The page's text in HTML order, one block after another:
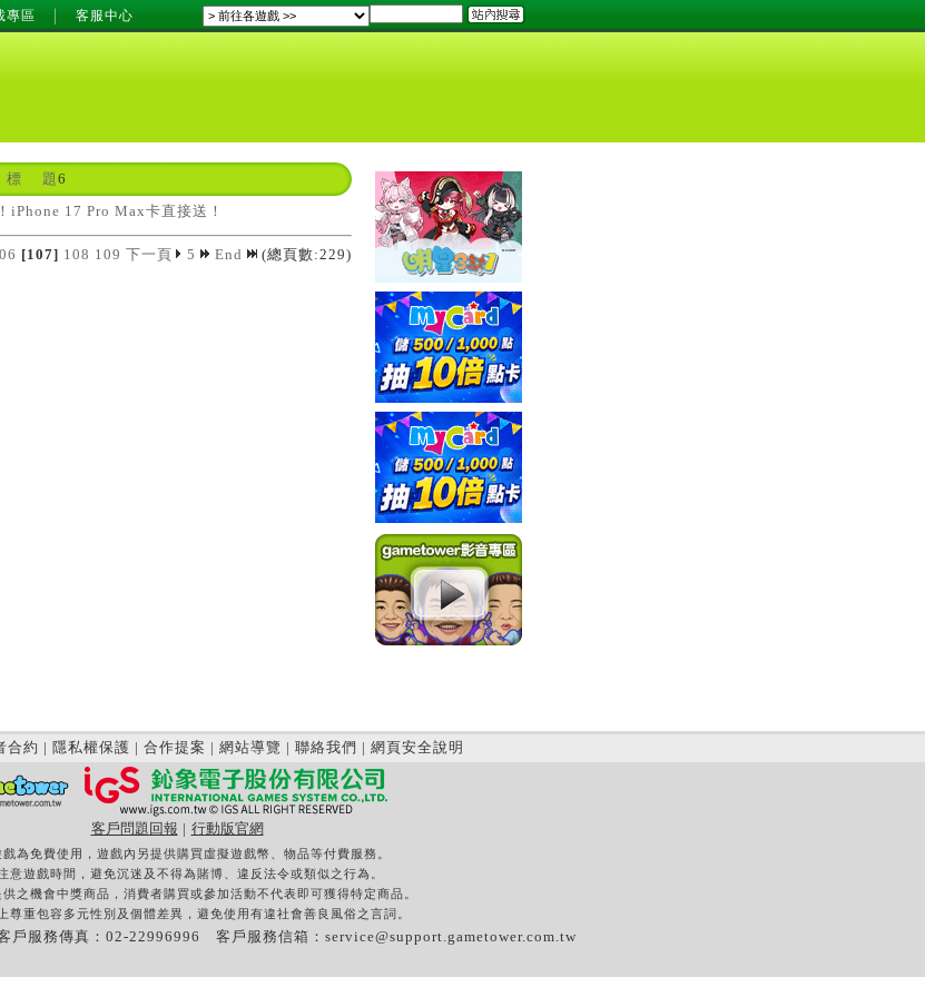
專區 客服中心
標 題6
iPhone 17 Pro Max卡直接送！
[107] 108 109 下一頁 5 End (總頁數:229)
合約 | 隱私權保護 | 合作提案 | 網站導覽 | 聯絡我們 | 網頁安全說明
客戶問題回報 | 行動版官網
為免費使用，遊戲內另提供購買虛擬遊戲幣、物品等付費服務。
意遊戲時間，避免沉迷及不得為賭博、違反法令或類似之行為。
之機會中獎商品，消費者購買或參加活動不代表即可獲得特定商品。
尊重包容多元性別及個體差異，避免使用有違社會善良風俗之言詞。
服務傳真：02-22996996 客戶服務信箱： service@support.gametower.com.tw